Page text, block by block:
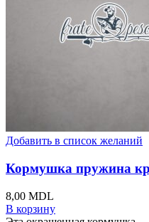
Добавить в список желаний
Кормушка пружина
8,00 MDL
В корзину